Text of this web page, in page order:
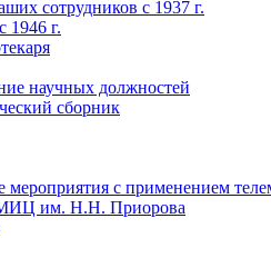
сотрудников с 1937 г.
1946 г.
научных должностей
сборник
мероприятия с применением
им. Н.Н. Приорова